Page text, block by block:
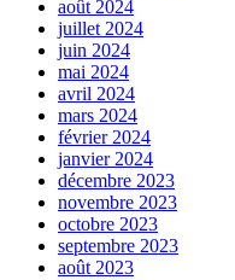
août 2024
juillet 2024
juin 2024
mai 2024
avril 2024
mars 2024
février 2024
janvier 2024
décembre 2023
novembre 2023
octobre 2023
septembre 2023
août 2023